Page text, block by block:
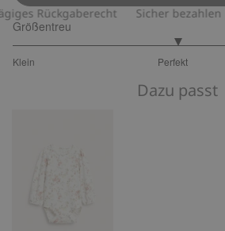
Rückgaberecht Sicher bezahlen
Größentreu
Klein Perfekt
von
Dazu passt